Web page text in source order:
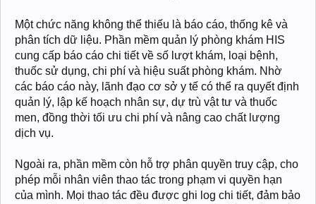
Một chức năng không thể thiếu là báo cáo, thống kê và
phân tích dữ liệu. Phần mềm quản lý phòng khám HIS
cung cấp báo cáo chi tiết về số lượt khám, loại bệnh,
thuốc sử dụng, chi phí và hiệu suất phòng khám. Nhờ
các báo cáo này, lãnh đạo cơ sở y tế có thể ra quyết định
quản lý, lập kế hoạch nhân sự, dự trù vật tư và thuốc
men, đồng thời tối ưu chi phí và nâng cao chất lượng
dịch vụ.
Ngoài ra, phần mềm còn hỗ trợ phân quyền truy cập, cho
phép mỗi nhân viên thao tác trong phạm vi quyền hạn
của mình. Mọi thao tác đều được ghi log chi tiết, đảm bảo